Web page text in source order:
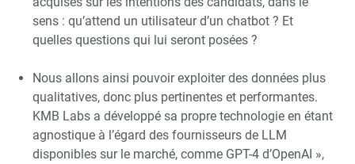
sens : qu’attend un utilisateur d’un chatbot ? Et
quelles questions qui lui seront posées ?
Nous allons ainsi pouvoir exploiter des données plus
qualitatives, donc plus pertinentes et performantes.
KMB Labs a développé sa propre technologie en étant
agnostique à l’égard des fournisseurs de LLM
disponibles sur le marché, comme GPT-4 d’OpenAI »,